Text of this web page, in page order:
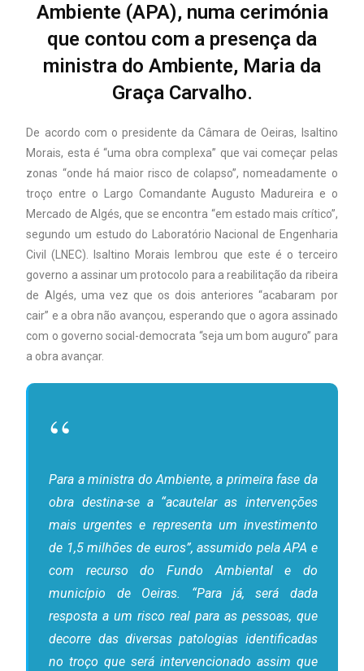
Ambiente (APA), numa cerimónia
que contou com a presença da
ministra do Ambiente, Maria da
Graça Carvalho.
De acordo com o presidente da Câmara de Oeiras, Isaltino
Morais, esta é “uma obra complexa” que vai começar pelas
zonas “onde há maior risco de colapso”, nomeadamente o
troço entre o Largo Comandante Augusto Madureira e o
Mercado de Algés, que se encontra “em estado mais crítico”,
segundo um estudo do Laboratório Nacional de Engenharia
Civil (LNEC). Isaltino Morais lembrou que este é o terceiro
governo a assinar um protocolo para a reabilitação da ribeira
de Algés, uma vez que os dois anteriores “acabaram por
cair” e a obra não avançou, esperando que o agora assinado
com o governo social-democrata “seja um bom auguro” para
a obra avançar.
Para a ministra do Ambiente, a primeira fase da
obra destina-se a “acautelar as intervenções
mais urgentes e representa um investimento
de 1,5 milhões de euros”, assumido pela APA e
com recurso do Fundo Ambiental e do
município de Oeiras. “Para já, será dada
resposta a um risco real para as pessoas, que
decorre das diversas patologias identificadas
no troço que será intervencionado assim que